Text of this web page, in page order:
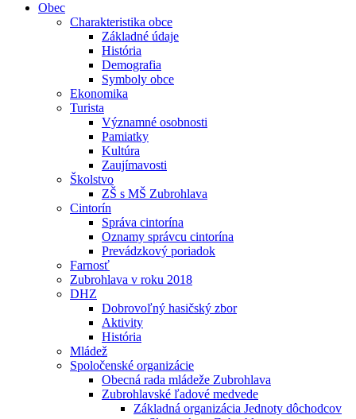
Obec
Charakteristika obce
Základné údaje
História
Demografia
Symboly obce
Ekonomika
Turista
Významné osobnosti
Pamiatky
Kultúra
Zaujímavosti
Školstvo
ZŠ s MŠ Zubrohlava
Cintorín
Správa cintorína
Oznamy správcu cintorína
Prevádzkový poriadok
Farnosť
Zubrohlava v roku 2018
DHZ
Dobrovoľný hasičský zbor
Aktivity
História
Mládež
Spoločenské organizácie
Obecná rada mládeže Zubrohlava
Zubrohlavské ľadové medvede
Základná organizácia Jednoty dôchodcov